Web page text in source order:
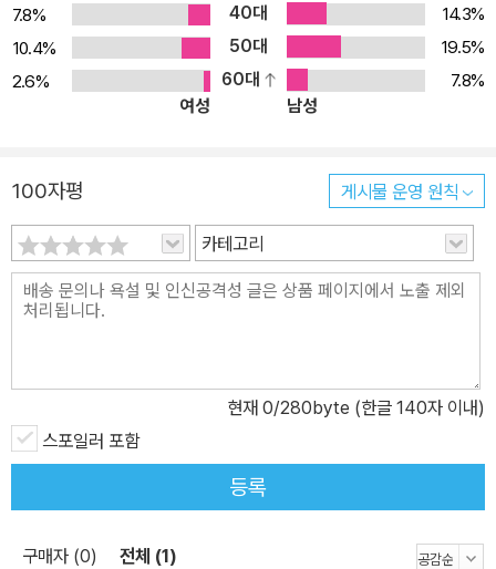
에 정착하고 싶은 단순하면서도 간절한 소망을 이루기는 쉽지 않다.
■ 영국령 트리니다드 토바고의 인도인들 “팔자는 그를 인도에서 사
탕수수밭으로 데려다주었고, 급속히 나이 들게 했으며, 늪지의 다 무
33년 노예제가 폐지되자 영국 식민 정부는 엄청난 노동력을 요구하
는 플랜테이션 농업을 위해 또 다른 식민지인 인도에서 사람들을 이
주시켰다. 이들 중 상당수는 인도로 돌아가지 못하고 트리니다드에
정착했는데, 지금은 인도 이민자 후손이 트리니다드 토바고 인구의 4
0퍼센트 정도를 차지한다. 하지만 영어도 할 줄 모르고 자신들이 사
는 땅에도 관심이 없는 이민 1세대 인도인들에게 이곳은 정착지가 아
나 인도로 돌아갈 거라고 말했지만 막상 기회가 오면 미지의 땅이 된
고국이 무서워서 혹은 친숙해진 임시 거주지를 떠나기가 두려워서 거
절했다. 그러면서 매일 저녁 모여 마리화나를 피우며 계속 인도 이야
기를 했다. 이들의 상황이 갖는 주변성은 이민자 3세대인 나이폴에게
까지 이어진다. 혈통적으로는 인도인이고 고향은 트리니다드이고 사
는 곳은 영국이지만 나이폴은 어느 곳에도 소속될 수 없는 국외자이
7.8%
40대
14.3%
10.4%
50대
19.5%
2.6%
60대
7.8%
여성
남성
100자평 게시물 운영 원칙
카테고리
현재 0/280byte (한글 140자 이내)
스포일러 포함
등록
구매자 (0) 전체 (1)